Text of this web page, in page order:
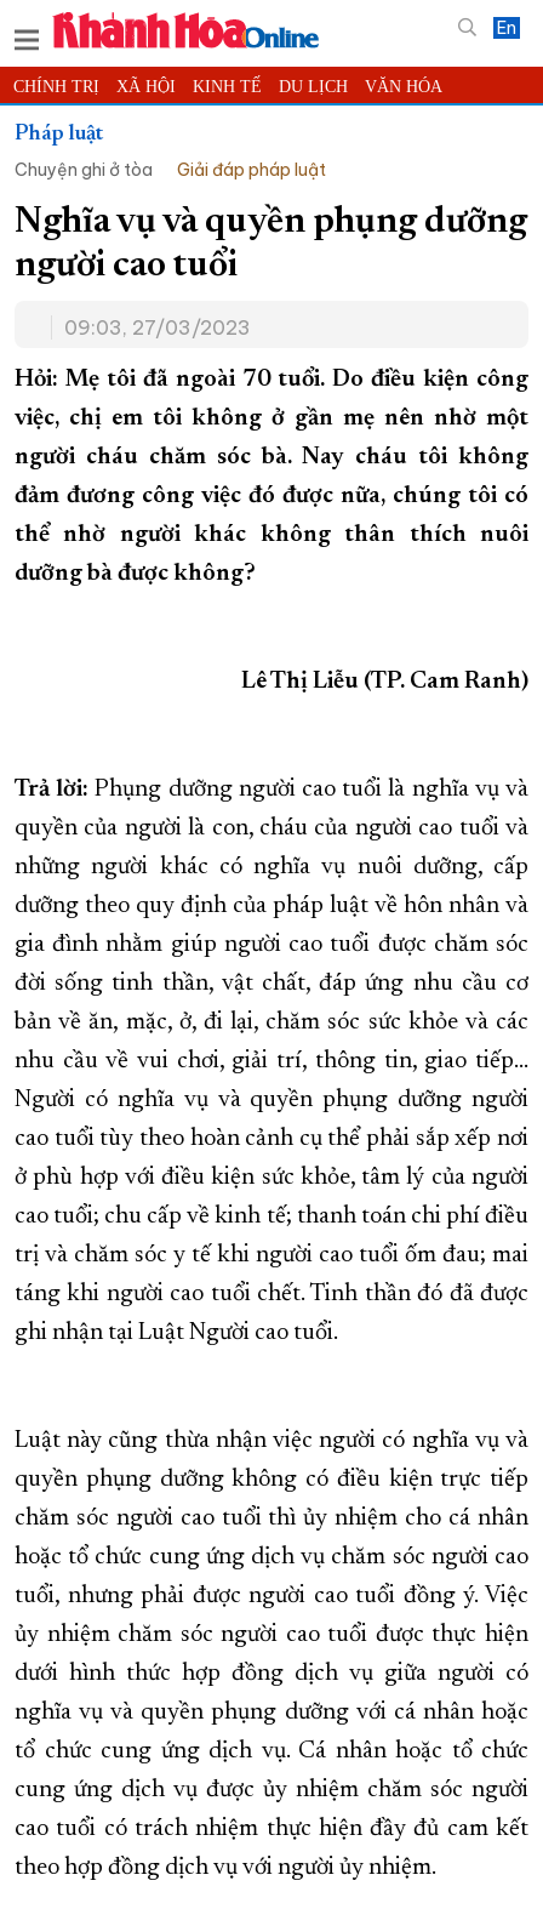
En
CHÍNH TRỊ XÃ HỘI KINH TẾ DU LỊCH VĂN HÓA
THỂ THAO
KHOA HỌC - CÔNG NGHỆ PHÁP LUẬT
THẾ GIỚI MULTIMEDIA VIDEO ĐỌC BÁO ONLINE
PODCAST THÔNG TIN - QUẢNG CÁO
TRƯỜNG SA BIỂN ĐẢO QUÊ HƯƠNG
CHUNG TAY CẢI CÁCH HÀNH CHÍNH
XÂY DỰNG NÔNG THÔN MỚI LỊCH CẮT ĐIỆN
TÀU - XE - MÁY BAY
KỶ NIỆM 370 NĂM XÂY DỰNG VÀ PHÁT TRIỂN TỈNH KHÁNH HÒA
KHOẢNH KHẮC ĐẸP XỨ TRẦM
XÂY DỰNG KHÁNH HÒA TRỞ THÀNH THÀNH PHỐ TRỰC THUỘC
Pháp luật
Chuyện ghi ở tòa
Giải đáp pháp luật
Nghĩa vụ và quyền phụng dưỡng
người cao tuổi
09:03, 27/03/2023
Hỏi: Mẹ tôi đã ngoài 70 tuổi. Do điều kiện công
việc, chị em tôi không ở gần mẹ nên nhờ một
người cháu chăm sóc bà. Nay cháu tôi không
đảm đương công việc đó được nữa, chúng tôi có
thể nhờ người khác không thân thích nuôi
dưỡng bà được không?
Lê Thị Liễu (TP. Cam Ranh)
Trả lời:Phụng dưỡng người cao tuổi là nghĩa vụ và
quyền của người là con, cháu của người cao tuổi và
những người khác có nghĩa vụ nuôi dưỡng, cấp
dưỡng theo quy định của pháp luật về hôn nhân và
gia đình nhằm giúp người cao tuổi được chăm sóc
đời sống tinh thần, vật chất, đáp ứng nhu cầu cơ
bản về ăn, mặc, ở, đi lại, chăm sóc sức khỏe và các
nhu cầu về vui chơi, giải trí, thông tin, giao tiếp…
Người có nghĩa vụ và quyền phụng dưỡng người
cao tuổi tùy theo hoàn cảnh cụ thể phải sắp xếp nơi
ở phù hợp với điều kiện sức khỏe, tâm lý của người
cao tuổi; chu cấp về kinh tế; thanh toán chi phí điều
trị và chăm sóc y tế khi người cao tuổi ốm đau; mai
táng khi người cao tuổi chết. Tinh thần đó đã được
ghi nhận tại Luật Người cao tuổi.
Luật này cũng thừa nhận việc người có nghĩa vụ và
quyền phụng dưỡng không có điều kiện trực tiếp
chăm sóc người cao tuổi thì ủy nhiệm cho cá nhân
hoặc tổ chức cung ứng dịch vụ chăm sóc người cao
tuổi, nhưng phải được người cao tuổi đồng ý. Việc
ủy nhiệm chăm sóc người cao tuổi được thực hiện
dưới hình thức hợp đồng dịch vụ giữa người có
nghĩa vụ và quyền phụng dưỡng với cá nhân hoặc
tổ chức cung ứng dịch vụ. Cá nhân hoặc tổ chức
cung ứng dịch vụ được ủy nhiệm chăm sóc người
cao tuổi có trách nhiệm thực hiện đầy đủ cam kết
theo hợp đồng dịch vụ với người ủy nhiệm.